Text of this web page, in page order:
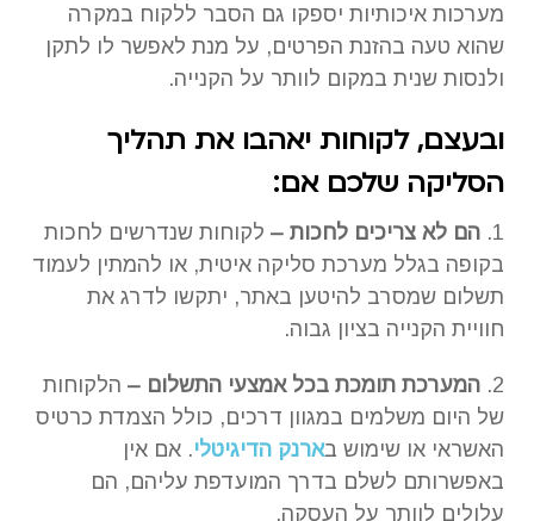
מערכות איכותיות יספקו גם הסבר ללקוח במקרה
שהוא טעה בהזנת הפרטים, על מנת לאפשר לו לתקן
ולנסות שנית במקום לוותר על הקנייה.
ובעצם, לקוחות יאהבו את תהליך
הסליקה שלכם אם:
1. הם לא צריכים לחכות – לקוחות שנדרשים לחכות
בקופה בגלל מערכת סליקה איטית, או להמתין לעמוד
תשלום שמסרב להיטען באתר, יתקשו לדרג את
חוויית הקנייה בציון גבוה.
2. המערכת תומכת בכל אמצעי התשלום – הלקוחות
של היום משלמים במגוון דרכים, כולל הצמדת כרטיס
האשראי או שימוש בארנק הדיגיטלי. אם אין
באפשרותם לשלם בדרך המועדפת עליהם, הם
עלולים לוותר על העסקה.